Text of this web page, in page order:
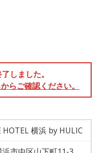
しました。
らご確認ください。
HOTEL 横浜 by HULIC